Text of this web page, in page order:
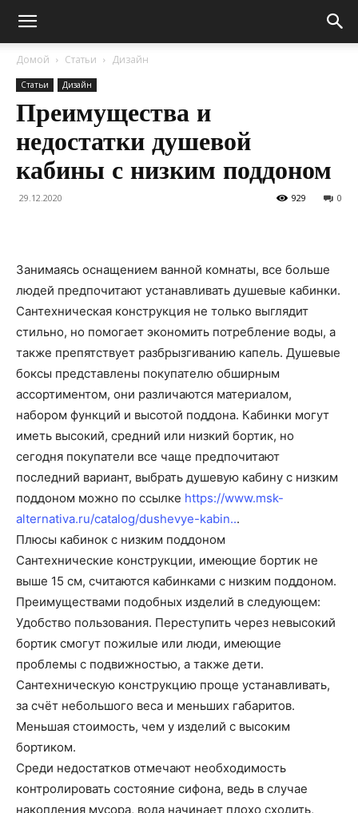
Домой Статьи Дизайн
Статьи Дизайн
Преимущества и
недостатки душевой
кабины с низким поддоном
29.12.2020 0
929
Занимаясь оснащением ванной комнаты, все больше
людей предпочитают устанавливать душевые кабинки.
Сантехническая конструкция не только выглядит
стильно, но помогает экономить потребление воды, а
также препятствует разбрызгиванию капель. Душевые
боксы представлены покупателю обширным
ассортиментом, они различаются материалом,
набором функций и высотой поддона. Кабинки могут
иметь высокий, средний или низкий бортик, но
сегодня покупатели все чаще предпочитают
последний вариант, выбрать душевую кабину с низким
поддоном можно по ссылке https://www.msk-
alternativa.ru/catalog/dushevye-kabin...
Плюсы кабинок с низким поддоном
Сантехнические конструкции, имеющие бортик не
выше 15 см, считаются кабинками с низким поддоном.
Преимуществами подобных изделий в следующем:
Удобство пользования. Переступить через невысокий
бортик смогут пожилые или люди, имеющие
проблемы с подвижностью, а также дети.
Сантехническую конструкцию проще устанавливать,
за счёт небольшого веса и меньших габаритов.
Меньшая стоимость, чем у изделий с высоким
бортиком.
Среди недостатков отмечают необходимость
контролировать состояние сифона, ведь в случае
накопления мусора, вода начинает плохо сходить,